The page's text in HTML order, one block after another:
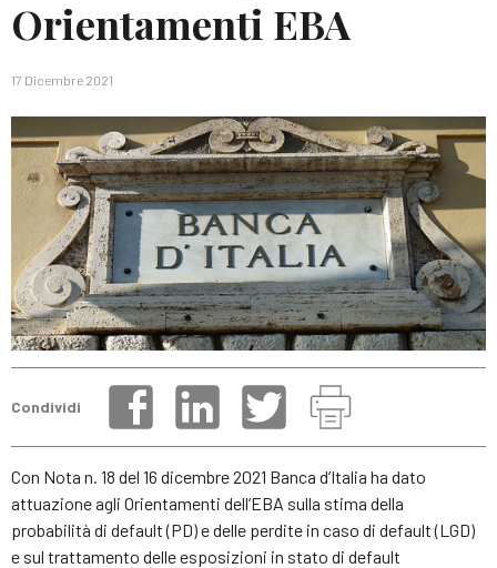
Orientamenti EBA
17 Dicembre 2021
Condividi
Con Nota n. 18 del 16 dicembre 2021 Banca d’Italia ha dato
attuazione agli Orientamenti dell’EBA sulla stima della
probabilità di default (PD) e delle perdite in caso di default (LGD)
e sul trattamento delle esposizioni in stato di default